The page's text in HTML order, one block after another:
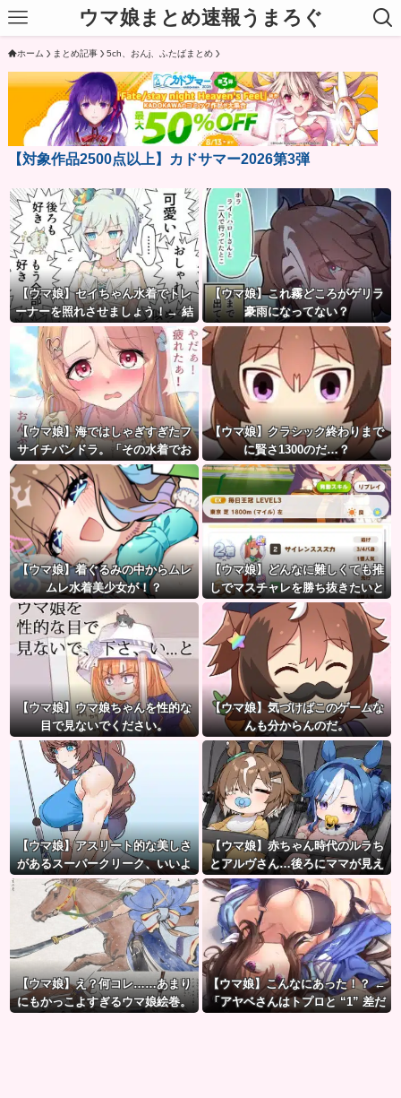
ウマ娘まとめ速報うまろぐ
ホーム まとめ記事 5ch、おんj、ふたばまとめ
【対象作品2500点以上】カドサマー2026第3弾
【ウマ娘】セイちゃん水着でトレ
ーナーを照れさせましょう！→ 結
果
【ウマ娘】これ霧どころがゲリラ
豪雨になってない？
【ウマ娘】海ではしゃぎすぎたフ
サイチパンドラ。「その水着でお
んぶはマズイ…」
【ウマ娘】クラシック終わりまで
に賢さ1300のだ…？
【ウマ娘】着ぐるみの中からムレ
ムレ水着美少女が！？
【ウマ娘】どんなに難しくても推
しでマスチャレを勝ち抜きたいと
か眩しすぎるだろ…
【ウマ娘】ウマ娘ちゃんを性的な
目で見ないでください。
【ウマ娘】気づけばこのゲームな
んも分からんのだ。
【ウマ娘】アスリート的な美しさ
があるスーパークリーク、いいよ
ね…
【ウマ娘】赤ちゃん時代のルラち
とアルヴさん…後ろにママが見え
るな？
【ウマ娘】え？何コレ……あまり
にもかっこよすぎるウマ娘絵巻。
【ウマ娘】こんなにあった！？ ←
「アヤベさんはトプロと “1” 差だ